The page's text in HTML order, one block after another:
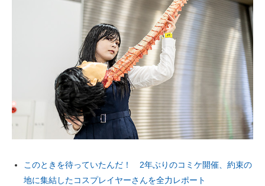
このときを待っていたんだ！ 2年ぶりのコミケ開催、約束の
地に集結したコスプレイヤーさんを全力レポート